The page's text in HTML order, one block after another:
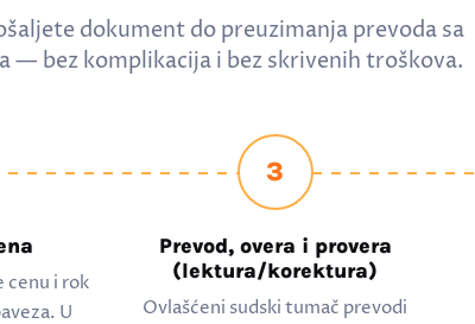
dokument do preuzimanja prevoda sa
— bez komplikacija i bez skrivenih troškova.
cenu i rok
U
3
Prevod, overa i provera
(lektura/korektura)
Ovlašćeni sudski tumač prevodi